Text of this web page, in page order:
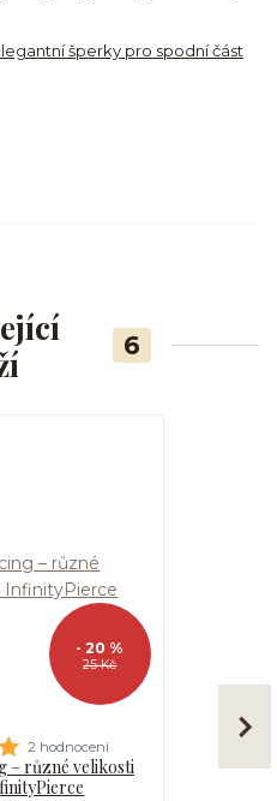
šperky pro spodní část
6
25 Kč
- 20 %
2 hodnocení
– různé velikosti